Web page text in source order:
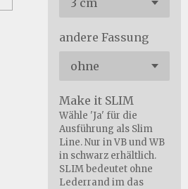
andere Fassung
Make it SLIM
Wähle 'Ja' für die
Ausführung als Slim
Line. Nur in VB und WB
in schwarz erhältlich.
SLIM bedeutet ohne
Lederrand im das